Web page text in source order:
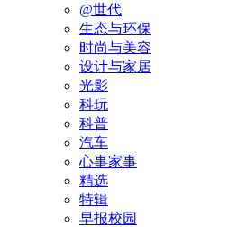
@世代
生态与环保
时尚与美容
设计与家居
光影
科玩
科普
汽车
心事家事
精选
特辑
早报校园